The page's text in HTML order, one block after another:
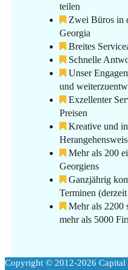
teilen
Zwei Büros in
Georgia
Breites
Schnelle
Unser
und
Exzellenter
Preisen
Kreative und
Mehr als 200
Georgiens
Ganzjährig
Terminen
Mehr als 2200
mehr als 5000
Copyright © 2012-2026 Capital